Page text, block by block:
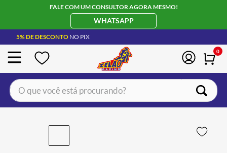
FALE COM UM CONSULTOR AGORA MESMO!
WHATSAPP
5% DE DESCONTO NO PIX
0
O que você está procurando?